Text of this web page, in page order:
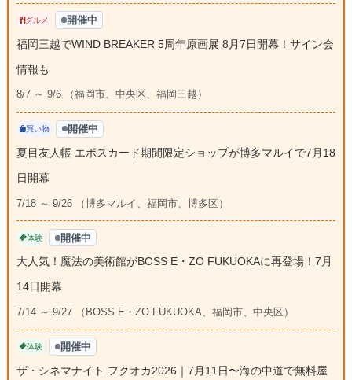
グルメ 開催中
福岡三越でWIND BREAKER 5周年原画展 8月7日開幕！サイン会
情報も
8/7 ～ 9/6 （福岡市、中央区、福岡三越）
買い物 開催中
夏目友人帳 エポスカード期間限定ショップが博多マルイで7月18
日開幕
7/18 ～ 9/26 （博多マルイ、福岡市、博多区）
体験 開催中
大人気！魔法の美術館がBOSS E・ZO FUKUOKAに再登場！7月
14日開幕
7/14 ～ 9/27 （BOSS E・ZO FUKUOKA、福岡市、中央区）
体験 開催中
ザ・シネマナイト フクオカ2026｜7月11日〜海の中道で無料屋